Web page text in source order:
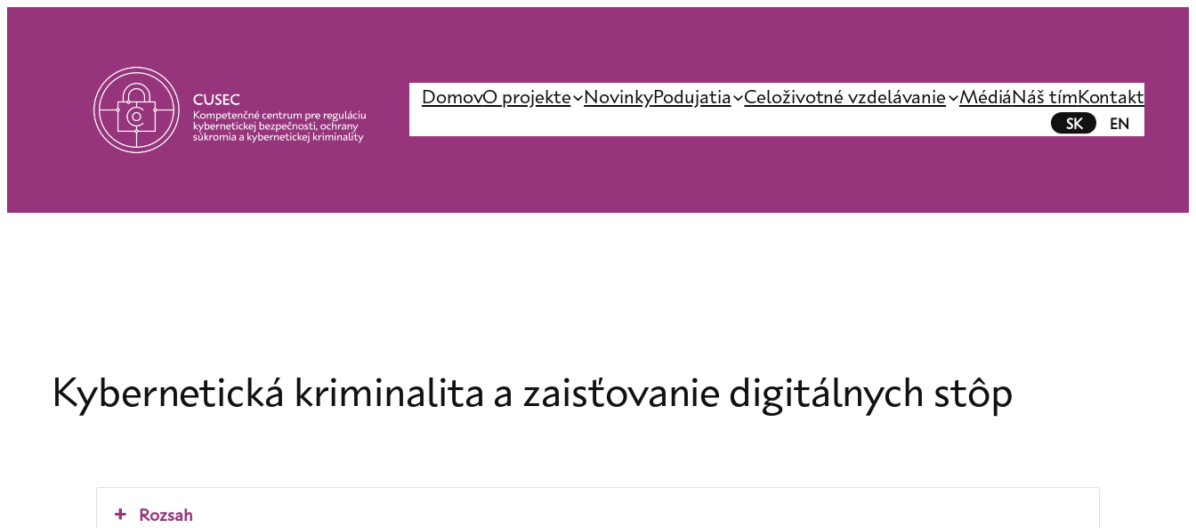
DomovO projekte NovinkyPodujatia Celoživotné vzdelávanie MédiáNáš tímKontakt
SK EN
Kybernetická kriminalita a zaisťovanie digitálnych stôp
Rozsah